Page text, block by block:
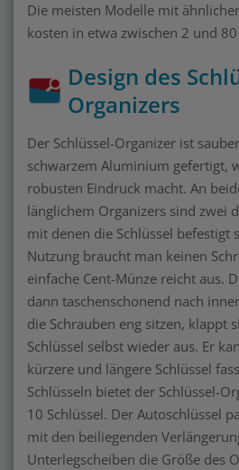
Die meisten Modelle mit
kosten in etwa zwischen 2 und 80
Design des
Organizers
Der Schlüssel-Organizer ist
schwarzem Aluminium gefertigt,
robusten Eindruck macht. An
länglichem Organizers sind zwei
mit denen die Schlüssel befestigt
Nutzung braucht man keinen
einfache Cent-Münze reicht aus.
dann taschenschonend nach
die Schrauben eng sitzen, klappt
Schlüssel selbst wieder aus. Er
kürzere und längere Schlüssel
Schlüsseln bietet der Schlüssel-
10 Schlüssel. Der Autoschlüssel
mit den beiliegenden
Unterlegscheiben die Größe des